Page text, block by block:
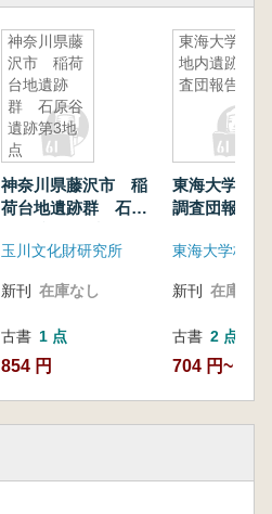
神奈川県藤
沢市 稲荷
台地遺跡
群 石原谷
遺跡第3地
点
神奈川県藤沢市 稲
荷台地遺跡群 石原
玉川文化財研究所
新刊 在庫なし
古書 1 点
854 円
東海大学校
地内遺跡調
査団報告6
東海大学校
調査団報告6
新刊 在庫なし
古書 2 点
704 円~